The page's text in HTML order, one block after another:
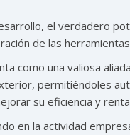
el verdadero
de las
como una valiosa
permitiéndoles
su eficiencia y
en la actividad